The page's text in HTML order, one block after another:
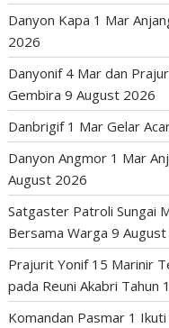
Danyon Kapa 1 Mar
2026
Danyonif 4 Mar dan
Gembira 9 August 2026
Danbrigif 1 Mar Gelar
Danyon Angmor 1 Mar
August 2026
Satgaster Patroli Sungai
Bersama Warga 9
Prajurit Yonif 15 Marinir
pada Reuni Akabri Tahun
Komandan Pasmar 1